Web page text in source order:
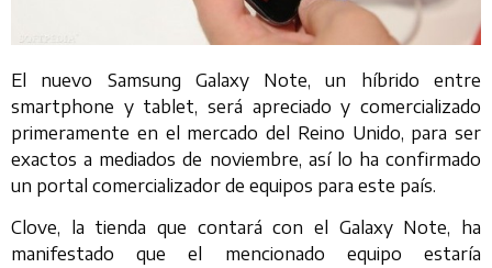
El nuevo Samsung Galaxy Note, un híbrido entre
smartphone y tablet, será apreciado y comercializado
primeramente en el mercado del Reino Unido, para ser
exactos a mediados de noviembre, así lo ha confirmado
un portal comercializador de equipos para este país.
Clove, la tienda que contará con el Galaxy Note, ha
manifestado que el mencionado equipo estaría